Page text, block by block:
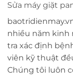
Sửa máy giặt
nhiều năm kinh
tra xác định
viên kỹ thuật
Chúng tôi luôn